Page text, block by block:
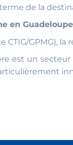
de la
en
GPMG), la
est un